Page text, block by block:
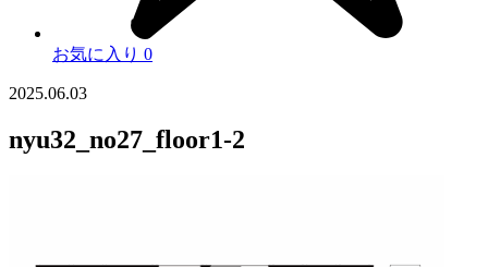
お気に入り 0
2025.06.03
nyu32_no27_floor1-2